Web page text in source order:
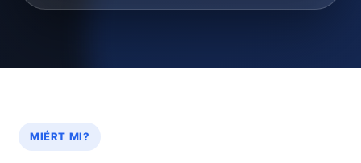
MIÉRT MI?